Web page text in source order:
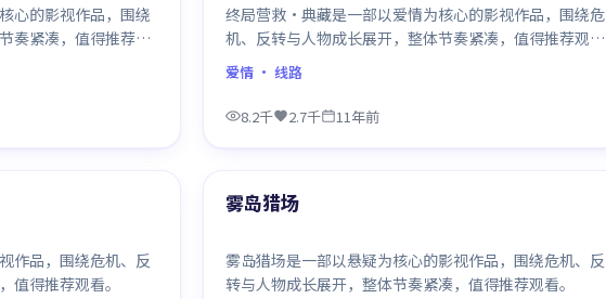
心的影视作品，围绕
奏紧凑，值得推荐观
终局营救·典藏是一部以爱情为核心的影视作品，围绕危
机、反转与人物成长展开，整体节奏紧凑，值得推荐观
看。
爱情 · 线路
8.2千 2.7千 11年前
作品，围绕危机、反
值得推荐观看。
最新
雾岛猎场
雾岛猎场是一部以悬疑为核心的影视作品，围绕危机、反
转与人物成长展开，整体节奏紧凑，值得推荐观看。